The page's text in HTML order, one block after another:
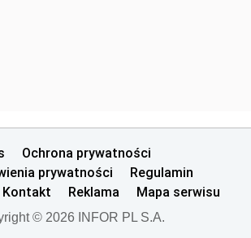
Ochrona prywatności
prywatności
Regulamin
Kontakt Reklama Mapa serwisu
© 2026 INFOR PL S.A.